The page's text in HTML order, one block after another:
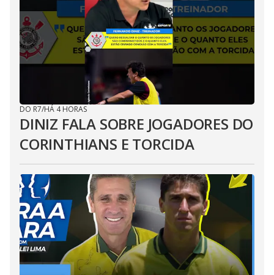
DO R7/HÁ 4 HORAS
DINIZ FALA SOBRE JOGADORES DO
CORINTHIANS E TORCIDA